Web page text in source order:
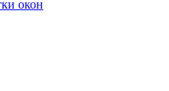
окон